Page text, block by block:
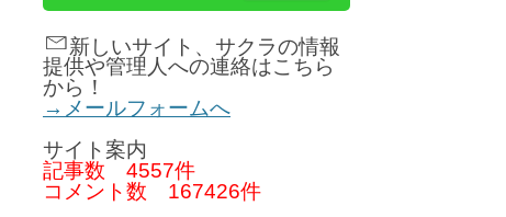
新しいサイト、サクラの情報
提供や管理人への連絡はこちら
から！
→メールフォームへ
サイト案内
記事数 4557件
コメント数 167426件